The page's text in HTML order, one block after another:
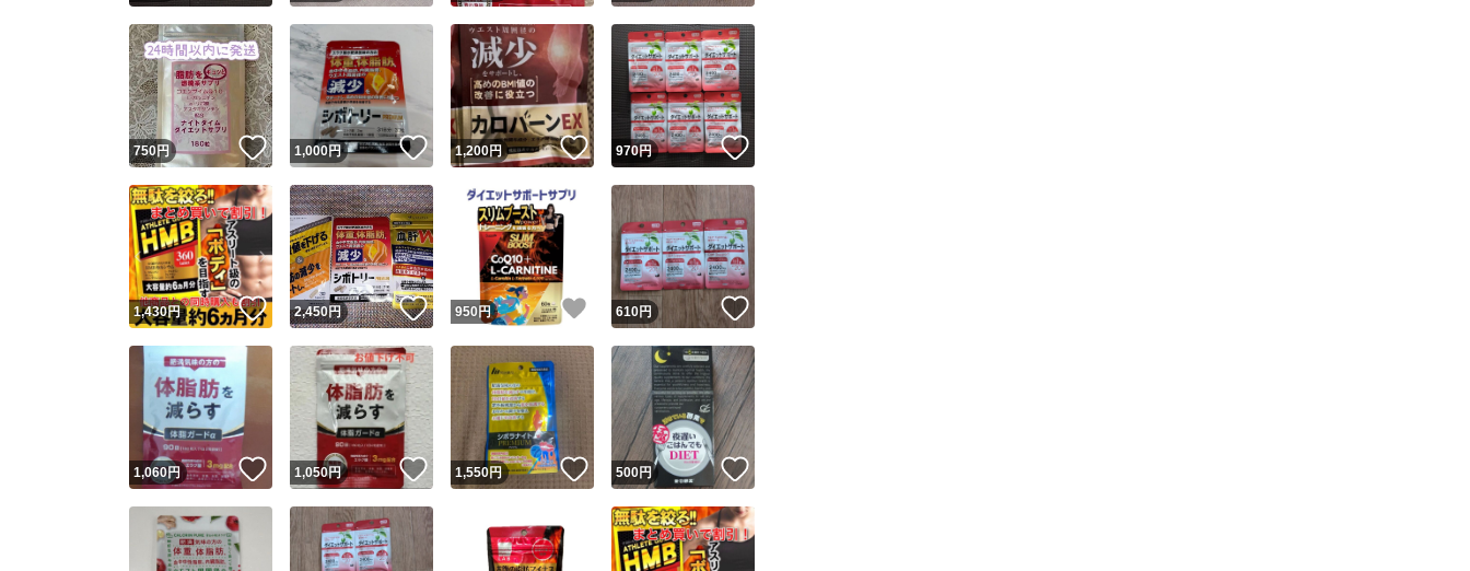
Yahoo!フリマが定めた一定の基準を満たしたユーザーにバッジを付与しています
安心取引出品者
安心取引出品者 Yahoo!フリマの基準をクリアした安心・安全なユーザーです
取引実績
取引実績◯+ このユーザーはYahoo!フリマの取引を完了させた実績があります
他フリマ実績◯+ このユーザーは他フリマサービスでの取引実績があります
スピード&安心発送
※このバッジは実績に基づく表示であり、発送を保証しているものではありません
スピード＆安心発送
このユーザーは高頻度で24時間以内＆設定した発送日数内に発送してい
ます
このユーザーは高頻度で24時間以内に発送しています
この商品の情報をコピーします
商品画像の無断転載は禁止されています
コピーは1商品につき1回
出品ページへ
キャンセル
750円 いいね！
1,000円 いいね！
1,200円 いいね！
970円
1,430円 いいね！
2,450円 いいね！
950 円 いいね！
610円
1,060円 いいね！
1,050円 いいね！
1,550円 いいね！
500円 いいね！